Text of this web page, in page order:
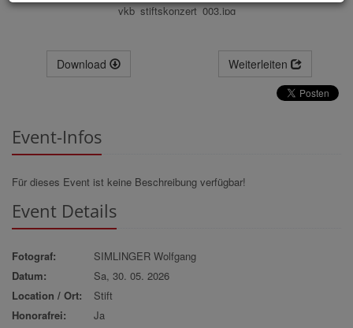
vkb_stiftskonzert_003.jpg
Download Weiterleiten
Event-Infos
Für dieses Event ist keine Beschreibung verfügbar!
Event Details
Fotograf:
SIMLINGER Wolfgang
Datum:
Sa, 30. 05. 2026
Location / Ort:
Stift
Honorafrei:
Ja